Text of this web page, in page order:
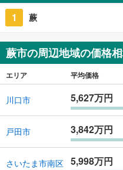
1 蕨
蕨市の周辺地域の価格
エリア 平均価格
川口市 5,627万円
戸田市 3,842万円
さいたま市南区 5,998万円